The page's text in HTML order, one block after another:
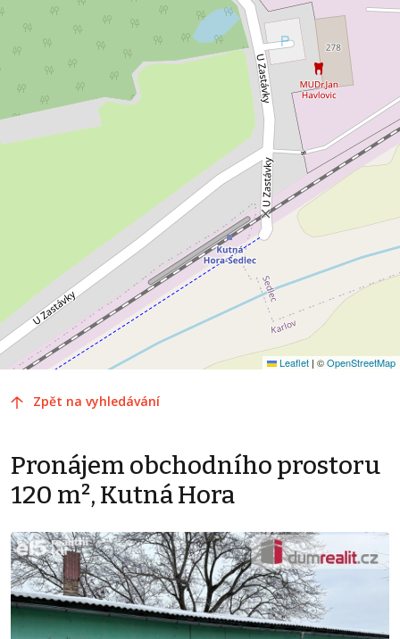
Leaflet | ©OpenStreetMap
Zpět na vyhledávání
Pronájem obchodního prostoru
120 m², Kutná Hora